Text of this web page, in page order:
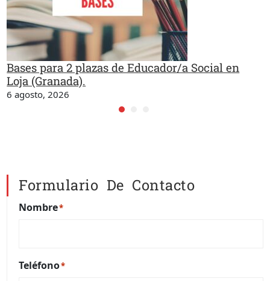
Bases para 2 plazas de Educador/a Social en
Loja (Granada).
6 agosto, 2026
Formulario De Contacto
Nombre*
Teléfono*